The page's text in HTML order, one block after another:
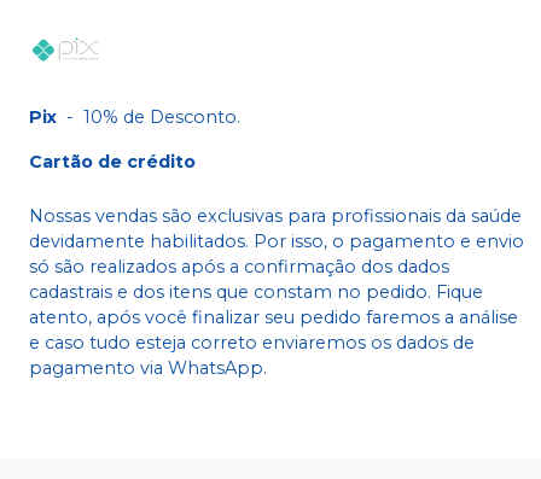
Pix - 10% de Desconto.
Cartão de crédito
Nossas vendas são exclusivas para profissionais da saúde
devidamente habilitados. Por isso, o pagamento e envio
só são realizados após a confirmação dos dados
cadastrais e dos itens que constam no pedido. Fique
atento, após você finalizar seu pedido faremos a análise
e caso tudo esteja correto enviaremos os dados de
pagamento via WhatsApp.